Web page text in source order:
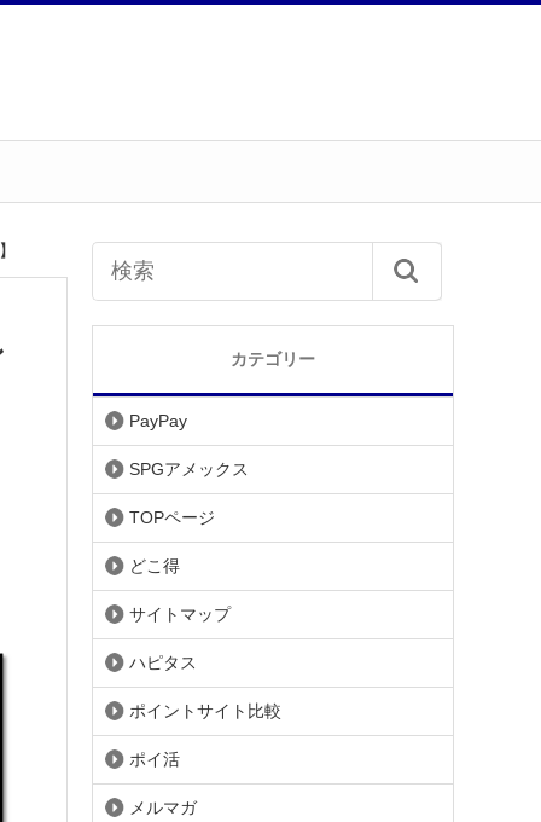
カテゴリー
PayPay
SPGアメックス
TOPページ
どこ得
サイトマップ
ハピタス
ポイントサイト比較
ポイ活
メルマガ